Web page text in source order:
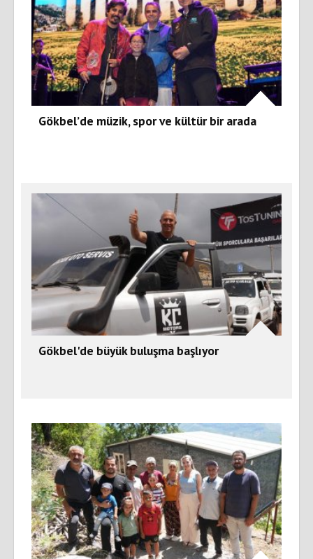
Gökbel’de müzik, spor ve kültür bir arada
Gökbel'de büyük buluşma başlıyor